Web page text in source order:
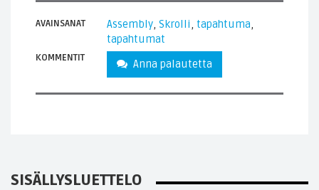
AVAINSANAT Assembly, Skrolli, tapahtuma,
tapahtumat
KOMMENTIT Anna palautetta
SISÄLLYSLUETTELO